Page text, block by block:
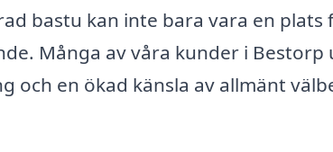
bastu kan inte bara vara en
Många av våra kunder i
och en ökad känsla av allmänt